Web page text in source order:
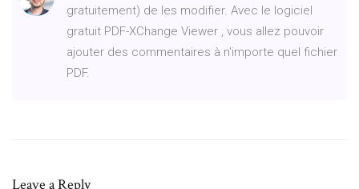
gratuitement) de les modifier. Avec le logiciel
gratuit PDF-XChange Viewer , vous allez pouvoir
ajouter des commentaires à n'importe quel fichier
PDF.
Leave a Reply